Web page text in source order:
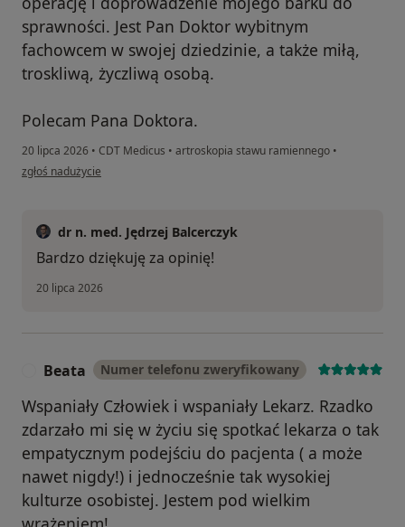
sprawności. Jest Pan Doktor wybitnym
fachowcem w swojej dziedzinie, a także miłą,
troskliwą, życzliwą osobą.
Polecam Pana Doktora.
20 lipca 2026 • CDT Medicus • artroskopia stawu ramiennego •
w opinii użytkownika Danuta Smok-Budas
zgłoś nadużycie
dr n. med. Jędrzej Balcerczyk
Bardzo dziękuję za opinię!
20 lipca 2026
Beata Numer telefonu zweryfikowany
Wspaniały Człowiek i wspaniały Lekarz. Rzadko
zdarzało mi się w życiu się spotkać lekarza o tak
empatycznym podejściu do pacjenta ( a może
nawet nigdy!) i jednocześnie tak wysokiej
kulturze osobistej. Jestem pod wielkim